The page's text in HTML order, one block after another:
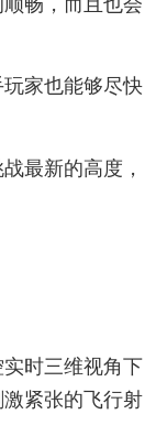
家也能够尽快
最新的高度，
时三维视角下
紧张的飞行射